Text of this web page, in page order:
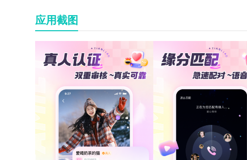
应用截图